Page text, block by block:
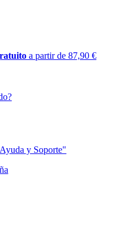
a partir de 87,90 €
y Soporte"